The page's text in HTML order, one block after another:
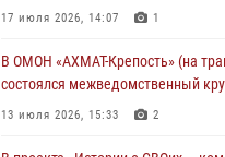
соревнований
Начальник Управления
Чеченской Республике дал
17 июля 2026, 14:07 1
В ОМОН «АХМАТ-Крепость» (на
состоялся межведомственный
13 июля 2026, 15:33 2